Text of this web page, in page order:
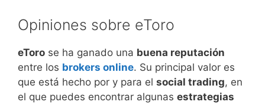
Opiniones sobre eToro
eToro se ha ganado una buena reputación
entre los brokers online. Su principal valor es
que está hecho por y para el social trading, en
el que puedes encontrar algunas estrategias